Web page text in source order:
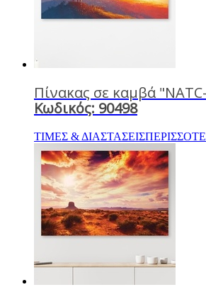
Πίνακας σε καμβά
Κωδικός: 90498
ΤΙΜΕΣ & ΔΙΑΣΤΑΣΕΙΣ